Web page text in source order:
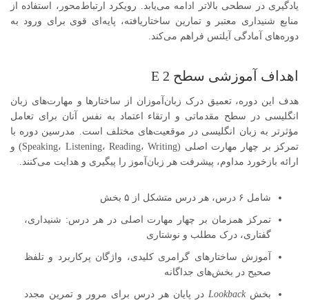
یادگیری در سطحی بالاتر ادامه می‌یابد. رویکرد ارتباط‌محور، استفاده از
منابع شنیداری معتبر و تمارین ساختاریافته، پایه‌ای قوی برای ورود به
دوره‌های آمادگی آیلتس فراهم می‌کند.
اهداف آموزشی سطح E 2
هدف این دوره، تعمیق درک زبان‌آموزان از ساختارها و مهارت‌های زبان
انگلیسی در سطح مقدماتی و ارتقاء اعتماد به نفس آنان برای تعامل
مؤثرتر به زبان انگلیسی در موقعیت‌های مختلف است. مدرسین دوره با
تمرکز بر چهار مهارت اصلی (Speaking، Listening، Reading، Writing)
و
ارائه بازخورد مداوم، پیشرفت هر زبان‌آموز را پیگیری و هدایت می‌کنند.
شامل ۶ درس، هر درس متشکل از ۵ بخش
تمرکز همزمان بر چهار مهارت اصلی در هر درس: شنیداری،
گفتاری، درک مطلب و نوشتاری
آموزش ساختارهای گرامری کلیدی، واژگان پرکاربرد و تلفظ
صحیح در بخش‌های جداگانه
بخشLookback در پایان هر درس برای مرور و تمرین مجدد